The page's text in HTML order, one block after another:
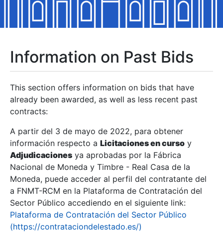
Show/Hide
Show/Hide
Show/Hide
Show/Hide
Information on Past Bids
This section offers information on bids that have
already been awarded, as well as less recent past
contracts:
A partir del 3 de mayo de 2022, para obtener
información respecto a Licitaciones en curso y
Adjudicaciones ya aprobadas por la Fábrica
Nacional de Moneda y Timbre - Real Casa de la
Moneda, puede acceder al perfil del contratante del
a FNMT-RCM en la Plataforma de Contratación del
Sector Público accediendo en el siguiente link:
Plataforma de Contratación del Sector Público
(https://contrataciondelestado.es/)